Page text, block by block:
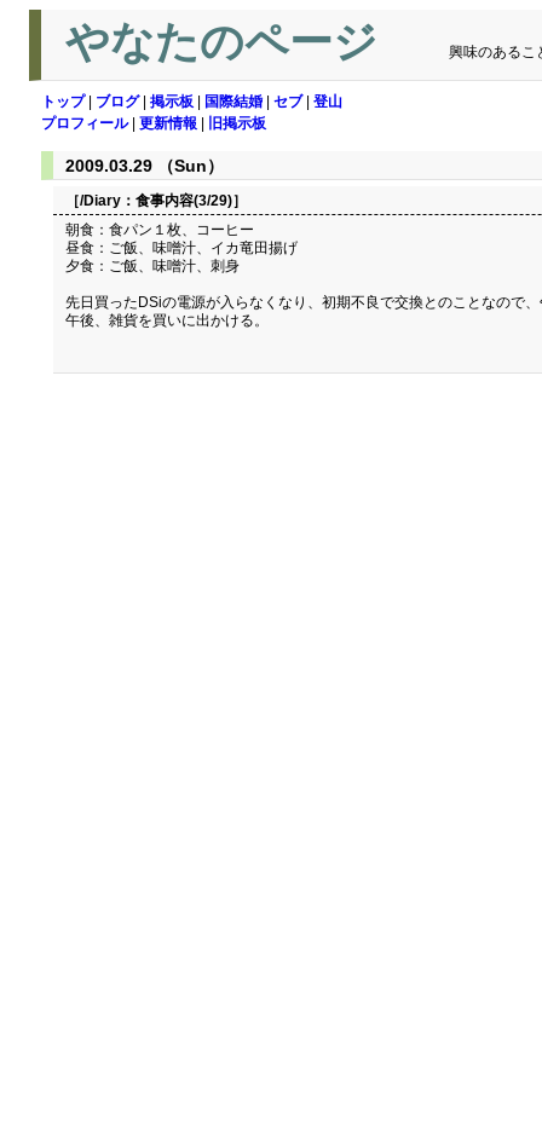
やなたのページ 興味のあるこ
トップ| ブログ| 掲示板 国際結婚 セブ| 登山
プロフィール| 更新情報 旧掲示板
2009.03.29 （Sun）
［/Diary： 食事内容(3/29)］
朝食：食パン１枚、コーヒー
昼食：ご飯、味噌汁、イカ竜田揚げ
夕食：ご飯、味噌汁、刺身
先日買ったDSiの電源が入らなくなり、初期不良で交換とのことなので
午後、雑貨を買いに出かける。